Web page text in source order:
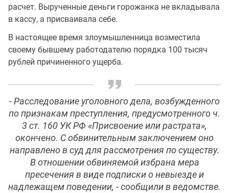
расчет. Вырученные деньги горожанка не вкладывала
в кассу, а присваивала себе.
В настоящее время злоумышленница возместила
своему бывшему работодателю порядка 100 тысяч
рублей причиненного ущерба.
- Расследование уголовного дела, возбужденного
по признакам преступления, предусмотренного ч.
3 ст. 160 УК РФ «Присвоение или растрата»,
окончено. С обвинительным заключением оно
направлено в суд для рассмотрения по существу.
В отношении обвиняемой избрана мера
пресечения в виде подписки о невыезде и
надлежащем поведении, - сообщили в ведомстве.